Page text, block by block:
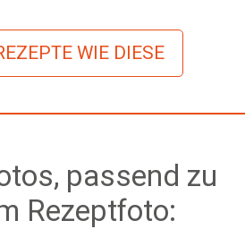
WIE DIESE
passend zu
Rezeptfoto: